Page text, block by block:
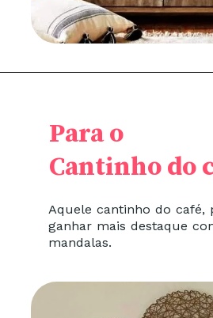
Aquele cantinho do café,
ganhar mais destaque
mandalas.
Para o
Cantinho do